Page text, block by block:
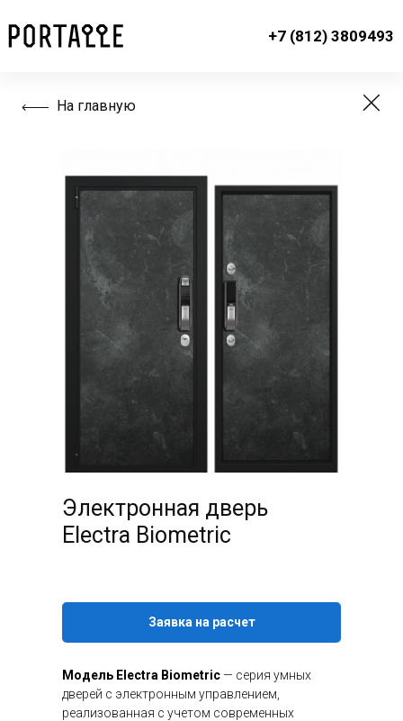
+7 (812) 3809493
На главную
Электронная дверь
Electra Biometric
Заявка на расчет
Модель Electra Biometric— серия умных
дверей с электронным управлением,
реализованная с учетом современных